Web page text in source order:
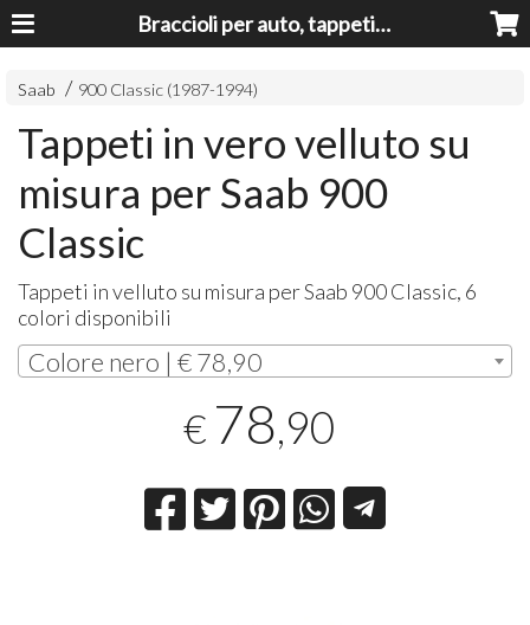
Braccioli per auto, tappeti auto, accessori auto MADE IN ITALY - Armrests, Mittelarmlehnen, Accoundoirs
Saab 900 Classic (1987-1994)
Tappeti in vero velluto su
misura per Saab 900
Classic
Tappeti in velluto su misura per Saab 900 Classic, 6
colori disponibili
Colore nero | € 78,90
€ 78,90